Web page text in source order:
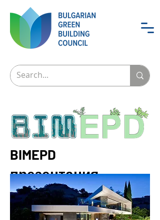
BIMEPD
презентация
17 март 2022 г.
Сподели